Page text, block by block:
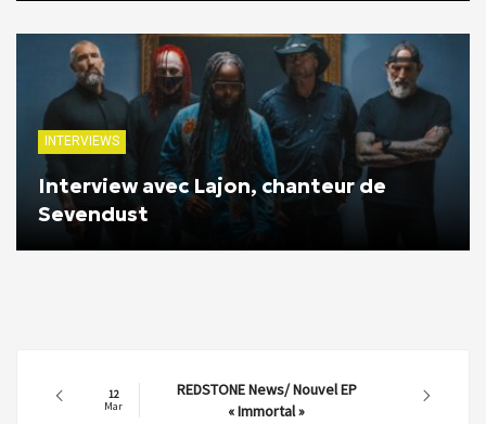
INTERVIEWS
Interview avec Lajon, chanteur de
Sevendust
12
Mar
REDSTONE News/ Nouvel EP
« Immortal »